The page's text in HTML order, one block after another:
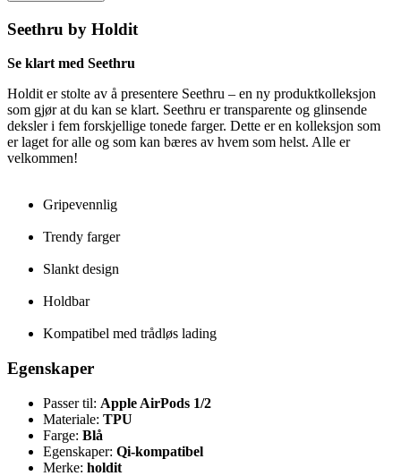
Seethru by Holdit
Se klart med Seethru
Holdit er stolte av å presentere Seethru – en ny produktkolleksjon
som gjør at du kan se klart. Seethru er transparente og glinsende
deksler i fem forskjellige tonede farger. Dette er en kolleksjon som
er laget for alle og som kan bæres av hvem som helst. Alle er
velkommen!
Gripevennlig
Trendy farger
Slankt design
Holdbar
Kompatibel med trådløs lading
Egenskaper
Passer til: Apple AirPods 1/2
Materiale: TPU
Farge: Blå
Egenskaper: Qi-kompatibel
Merke: holdit